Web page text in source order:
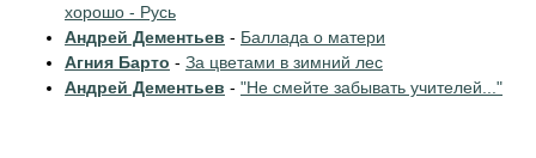
хорошо - Русь
Андрей Дементьев - Баллада о матери
Агния Барто - За цветами в зимний лес
Андрей Дементьев - "Не смейте забывать учителей..."